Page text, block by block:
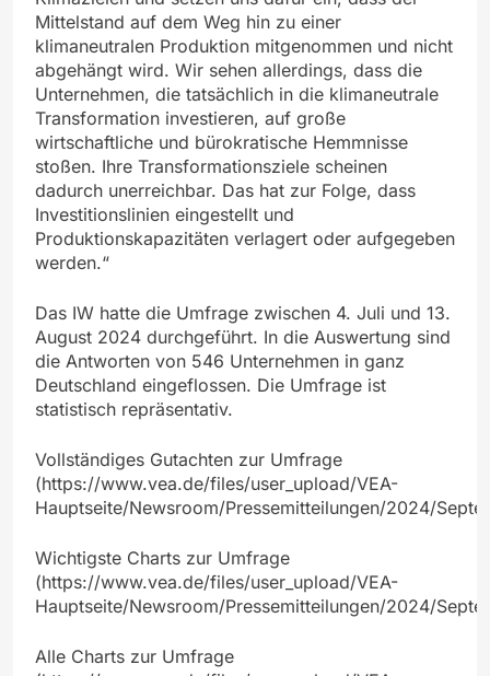
Mittelstand auf dem Weg hin zu einer
klimaneutralen Produktion mitgenommen und nicht
abgehängt wird. Wir sehen allerdings, dass die
Unternehmen, die tatsächlich in die klimaneutrale
Transformation investieren, auf große
wirtschaftliche und bürokratische Hemmnisse
stoßen. Ihre Transformationsziele scheinen
dadurch unerreichbar. Das hat zur Folge, dass
Investitionslinien eingestellt und
Produktionskapazitäten verlagert oder aufgegeben
werden.“
Das IW hatte die Umfrage zwischen 4. Juli und 13.
August 2024 durchgeführt. In die Auswertung sind
die Antworten von 546 Unternehmen in ganz
Deutschland eingeflossen. Die Umfrage ist
statistisch repräsentativ.
Vollständiges Gutachten zur Umfrage
(https://www.vea.de/files/user_upload/VEA-
Hauptseite/Newsroom/Pressemitteilungen/2024/
Wichtigste Charts zur Umfrage
(https://www.vea.de/files/user_upload/VEA-
Hauptseite/Newsroom/Pressemitteilungen/2024/
Alle Charts zur Umfrage